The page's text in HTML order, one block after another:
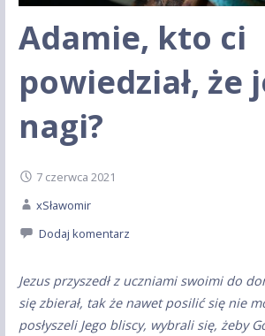
Adamie, kto ci
powiedział, że
nagi?
7 czerwca 2021
xSławomir
Dodaj komentarz
Jezus przyszedł z uczniami swoimi do
się zbierał, tak że nawet posilić się nie
posłyszeli Jego bliscy, wybrali się, żeby